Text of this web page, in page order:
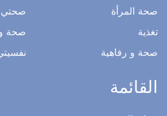
صحة المرأة
تغذية
صحة و رفاهية
صحتي
صحة
القائمة